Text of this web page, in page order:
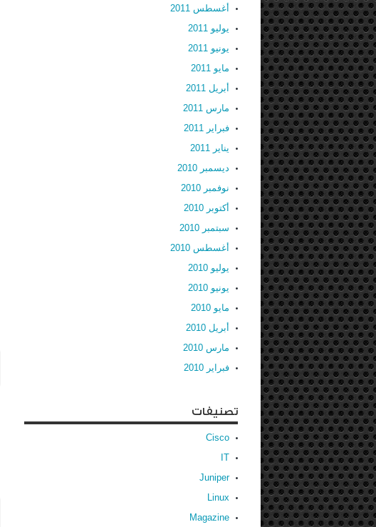
أغسطس 2011
يوليو 2011
يونيو 2011
مايو 2011
أبريل 2011
مارس 2011
فبراير 2011
يناير 2011
ديسمبر 2010
نوفمبر 2010
أكتوبر 2010
سبتمبر 2010
أغسطس 2010
يوليو 2010
يونيو 2010
مايو 2010
أبريل 2010
مارس 2010
فبراير 2010
تصنيفات
Cisco
IT
Juniper
Linux
Magazine